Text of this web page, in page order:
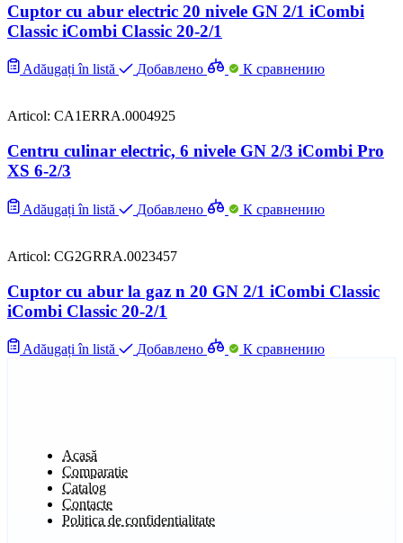
Cuptor cu abur electric 20 nivele GN 2/1 iCombi
Classic iCombi Classic 20-2/1
Adăugați în listă Добавлено К сравнению
Articol: CA1ERRA.0004925
Centru culinar electric, 6 nivele GN 2/3 iCombi Pro
XS 6-2/3
Adăugați în listă Добавлено К сравнению
Articol: CG2GRRA.0023457
Cuptor cu abur la gaz n 20 GN 2/1 iCombi Classic
iCombi Classic 20-2/1
Adăugați în listă Добавлено К сравнению
Acasă
Comparatie
Catalog
Contacte
Politica de confidentialitate